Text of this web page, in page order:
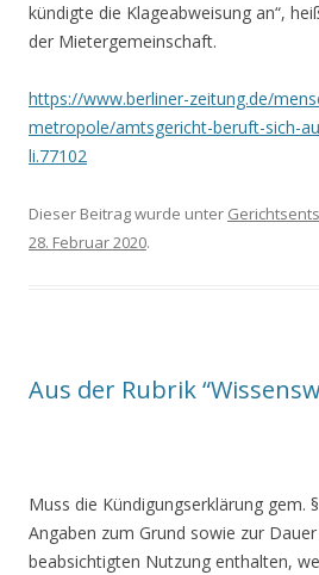
kündigte die Klageabweisung an“,
der Mietergemeinschaft.
https://www.berliner-zeitung.de/
metropole/amtsgericht-beruft-sich-
li.77102
Dieser Beitrag wurde unter
28. Februar 2020.
Aus der Rubrik
Muss die Kündigungserklärung gem.
Angaben zum Grund sowie zur
beabsichtigten Nutzung enthalten,